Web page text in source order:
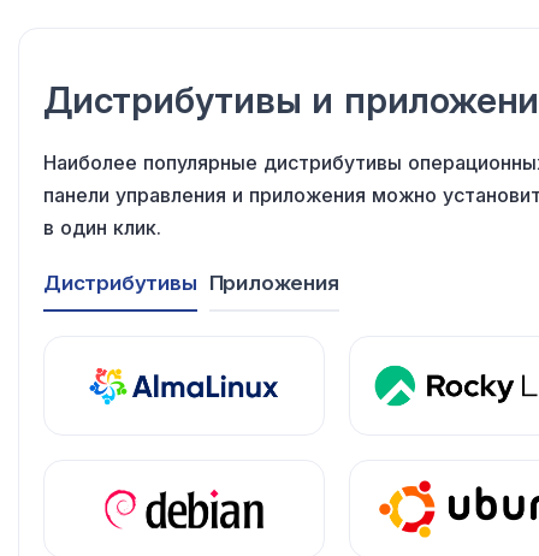
Дистрибутивы и
Наиболее популярные дистрибутивы
панели управления и приложения можно
в один клик.
Дистрибутивы Приложения